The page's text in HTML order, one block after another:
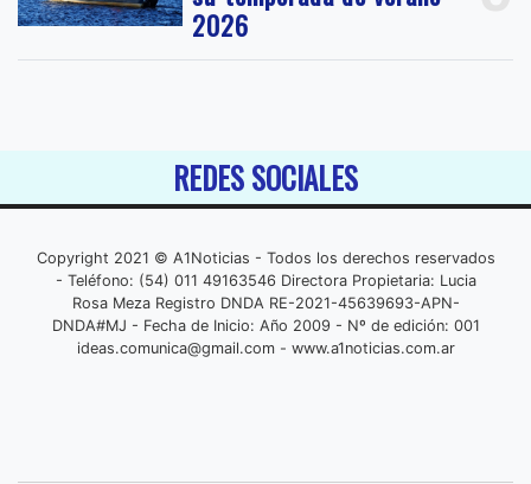
2026
REDES SOCIALES
Copyright 2021 © A1Noticias - Todos los derechos reservados
- Teléfono: (54) 011 49163546 Directora Propietaria: Lucia
Rosa Meza Registro DNDA RE-2021-45639693-APN-
DNDA#MJ - Fecha de Inicio: Año 2009 - Nº de edición: 001
ideas.comunica@gmail.com- www.a1noticias.com.ar